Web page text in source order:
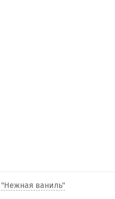
"Нежная ваниль"